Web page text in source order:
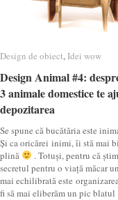
Design de obiect, Idei wow
Design Animal #4:
3 animale domestice te
depozitarea
Se spune că bucătăria este
Și ca oricărei inimi, îi stă mai
plină
. Totuși, pentru că
secretul pentru o viață măcar
mai echilibrată este
fi să mai eliberăm un pic blatul
Design de obiect Idei wow
Design Animal #4:
3 animale domestice te
depozitarea